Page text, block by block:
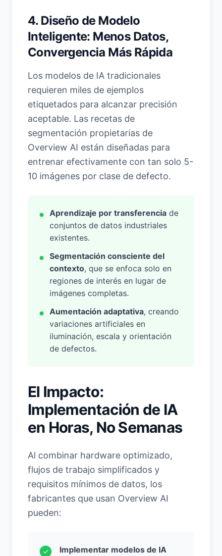
4. Diseño de Modelo
Inteligente: Menos Datos,
Convergencia Más Rápida
Los modelos de IA tradicionales
requieren miles de ejemplos
etiquetados para alcanzar precisión
aceptable. Las recetas de
segmentación propietarias de
Overview AI están diseñadas para
entrenar efectivamente con tan solo 5-
10 imágenes por clase de defecto.
Aprendizaje por transferencia de
conjuntos de datos industriales
existentes.
Segmentación consciente del
contexto, que se enfoca solo en
regiones de interés en lugar de
imágenes completas.
Aumentación adaptativa, creando
variaciones artificiales en
iluminación, escala y orientación
de defectos.
El Impacto:
Implementación de IA
en Horas, No Semanas
Al combinar hardware optimizado,
flujos de trabajo simplificados y
requisitos mínimos de datos, los
fabricantes que usan Overview AI
pueden:
✓
Implementar modelos de IA